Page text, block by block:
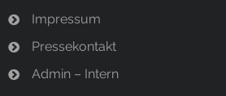
Impressum
Pressekontakt
Admin – Intern